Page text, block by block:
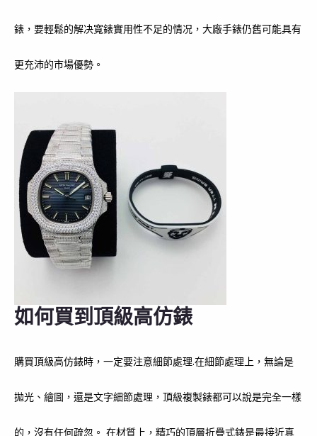
錶，要輕鬆的解决寬錶實用性不足的情况，大廠手錶仍舊可能具有
更充沛的市場優勢。
如何買到頂級高仿錶
購買頂級高仿錶時，一定要注意細節處理.在細節處理上，無論是
拋光、繪圖，還是文字細節處理，頂級複製錶都可以說是完全一樣
的，沒有任何疏忽。 在材質上，精巧的頂層折疊式錶是最接近真